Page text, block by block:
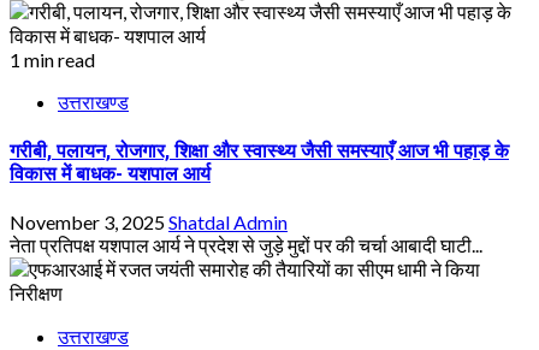
1 min read
उत्तराखण्ड
गरीबी, पलायन, रोजगार, शिक्षा और स्वास्थ्य जैसी समस्याएँ आज भी पहाड़ के
विकास में बाधक- यशपाल आर्य
November 3, 2025Shatdal Admin
नेता प्रतिपक्ष यशपाल आर्य ने प्रदेश से जुड़े मुद्दों पर की चर्चा आबादी घाटी...
उत्तराखण्ड